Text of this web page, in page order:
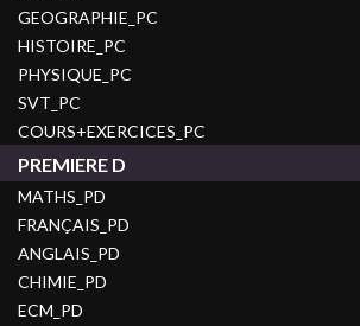
GEOGRAPHIE_PC
HISTOIRE_PC
PHYSIQUE_PC
SVT_PC
COURS+EXERCICES_PC
PREMIERE D
MATHS_PD
FRANÇAIS_PD
ANGLAIS_PD
CHIMIE_PD
ECM_PD